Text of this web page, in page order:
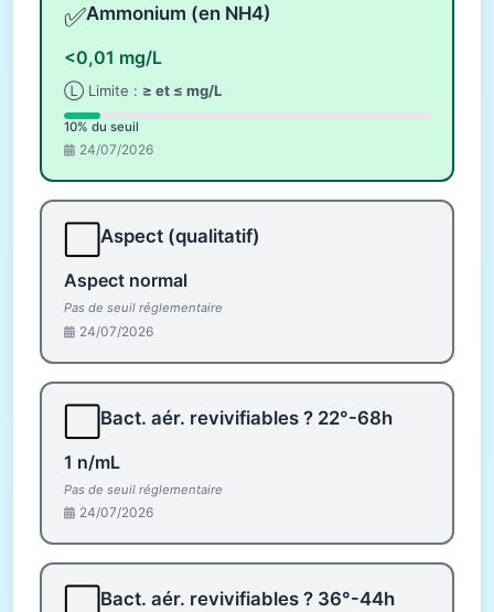
✅Ammonium (en NH4)
<0,01 mg/L
Ⓛ Limite : ≥ et ≤ mg/L
10% du seuil
24/07/2026
Aspect (qualitatif)
Aspect normal
Pas de seuil réglementaire
24/07/2026
Bact. aér. revivifiables ? 22°-68h
1 n/mL
Pas de seuil réglementaire
24/07/2026
Bact. aér. revivifiables ? 36°-44h